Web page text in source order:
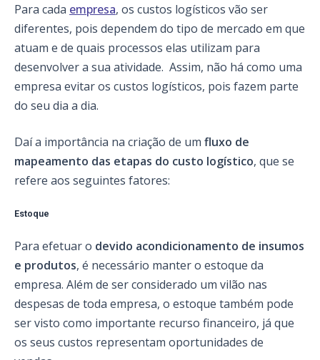
Para cada empresa, os custos logísticos vão ser
diferentes, pois dependem do tipo de mercado em que
atuam e de quais processos elas utilizam para
desenvolver a sua atividade. Assim, não há como uma
empresa evitar os custos logísticos, pois fazem parte
do seu dia a dia.
Daí a importância na criação de um fluxo de
mapeamento das etapas do custo logístico, que se
refere aos seguintes fatores:
Estoque
Para efetuar o devido acondicionamento de insumos
e produtos, é necessário manter o estoque da
empresa. Além de ser considerado um vilão nas
despesas de toda empresa, o estoque também pode
ser visto como importante recurso financeiro, já que
os seus custos representam oportunidades de